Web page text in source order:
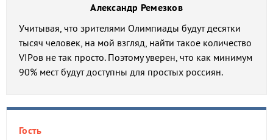
Александр Ремезков
Учитывая, что зрителями Олимпиады будут десятки
тысяч человек, на мой взгляд, найти такое количество
VIPов не так просто. Поэтому уверен, что как минимум
90% мест будут доступны для простых россиян.
Гость